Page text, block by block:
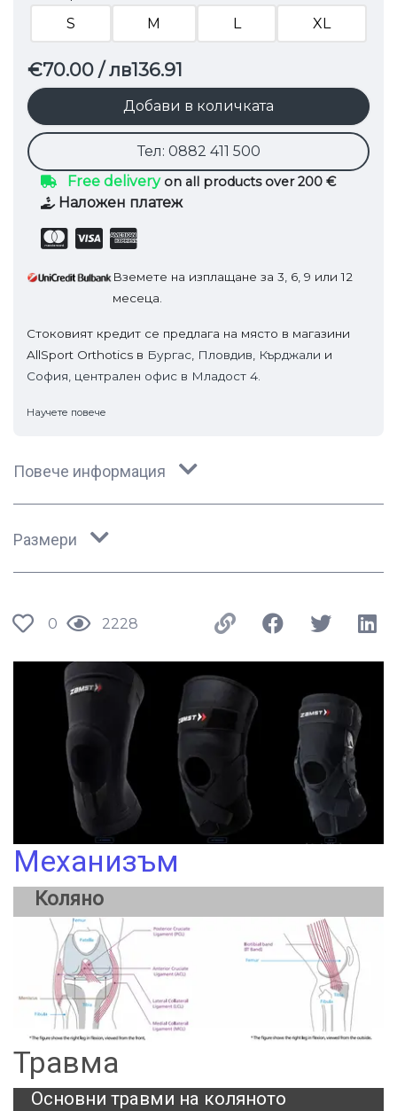
S M L XL
€70.00 / лв136.91
Добави в количката
Тел: 0882 411 500
Free delivery on all products over 200 €
Наложен платеж
Вземете на изплащане за 3, 6, 9 или 12
месеца.
Стоковият кредит се предлага на място в магазини
AllSport Orthotics в Бургас, Пловдив, Кърджали и
София, централен офис в Младост 4.
Научете повече
Повече информация
Размери
0 2228
Механизъм
Коляно
Травма
Основни травми на коляното